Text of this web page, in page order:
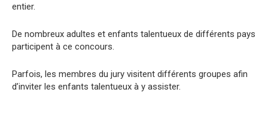
entier.
De nombreux adultes et enfants talentueux de différents pays
participent à ce concours.
Parfois, les membres du jury visitent différents groupes afin
d’inviter les enfants talentueux à y assister.